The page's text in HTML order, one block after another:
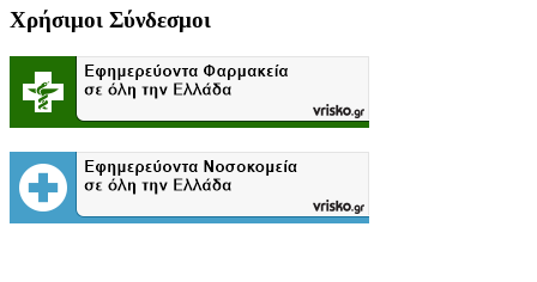
Χρήσιμοι Σύνδεσμοι